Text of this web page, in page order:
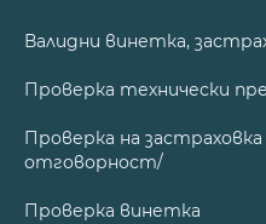
Валидни винетка,
Проверка технически
Проверка на
отговорност/
Проверка винетка